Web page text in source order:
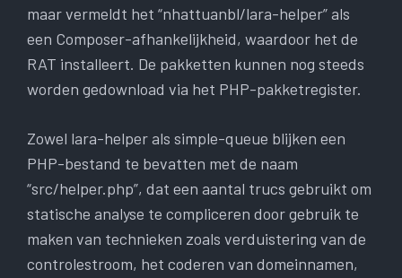
maar vermeldt het “nhattuanbl/lara-helper” als
een Composer-afhankelijkheid, waardoor het de
RAT installeert. De pakketten kunnen nog steeds
worden gedownload via het PHP-pakketregister.
Zowel lara-helper als simple-queue blijken een
PHP-bestand te bevatten met de naam
“src/helper.php”, dat een aantal trucs gebruikt om
statische analyse te compliceren door gebruik te
maken van technieken zoals verduistering van de
controlestroom, het coderen van domeinnamen,